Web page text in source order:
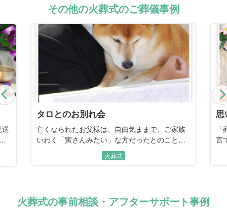
その他の火葬式のご葬儀事例
Previous
タロとのお別れ会
亡くなられたお父様は、自由気ままで、ご家族
いわく「寅さんみたい」な方だったとのこと。
愛犬・タロをわが子のようにかわいがり、長い
入院中も「タロは元気か？」とずっと会いたが
火葬式
思
言
火葬式の事前相談・アフターサポート事例